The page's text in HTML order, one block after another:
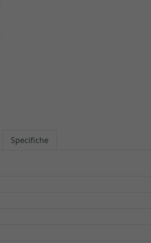
Specifiche